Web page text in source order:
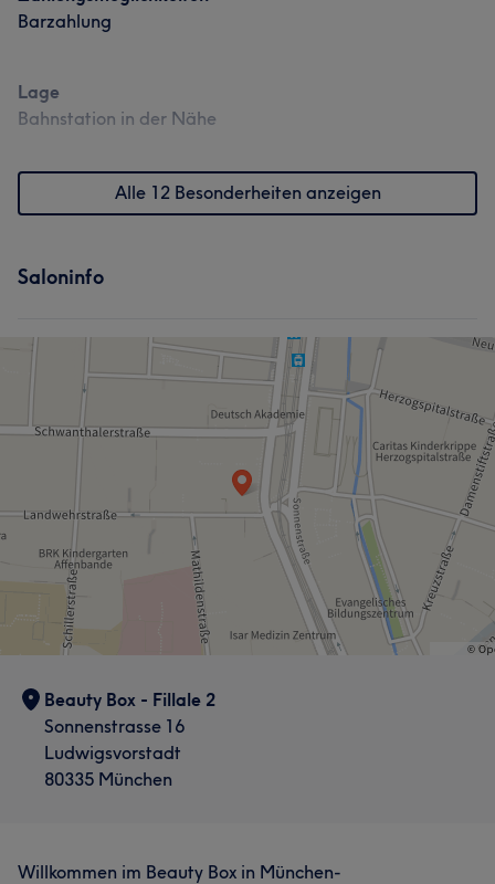
Barzahlung
Lage
Bahnstation in der Nähe
Alle 12 Besonderheiten anzeigen
Saloninfo
Beauty Box - Fillale 2
Sonnenstrasse 16
Ludwigsvorstadt
80335 München
Willkommen im Beauty Box in München-